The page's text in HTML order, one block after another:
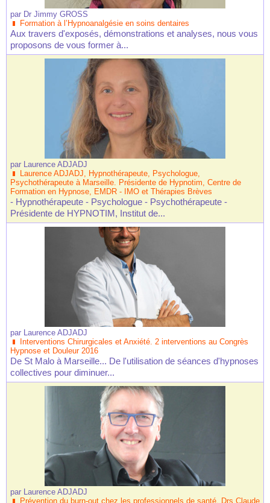
par Dr Jimmy GROSS
Formation à l’Hypnoanalgésie en soins dentaires
Aux travers d'exposés, démonstrations et analyses, nous vous
proposons de vous former à...
par Laurence ADJADJ
Laurence ADJADJ, Hypnothérapeute, Psychologue,
Psychothérapeute à Marseille. Présidente de Hypnotim, Centre de
Formation en Hypnose, EMDR - IMO et Thérapies Brèves
- Hypnothérapeute - Psychologue - Psychothérapeute -
Présidente de HYPNOTIM, Institut de...
par Laurence ADJADJ
Interventions Chirurgicales et Anxiété. 2 interventions au Congrès
Hypnose et Douleur 2016
De St Malo à Marseille... De l'utilisation de séances d'hypnoses
collectives pour diminuer...
par Laurence ADJADJ
Prévention du burn-out chez les professionnels de santé. Drs Claude